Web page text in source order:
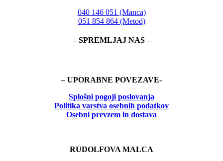
040 146 051 (Manca)
051 854 864 (Metod)
– SPREMLJAJ NAS –
– UPORABNE POVEZAVE-
Splošni pogoji poslovanja
Politika varstva osebnih podatkov
Osebni prevzem in dostava
RUDOLFOVA MALCA